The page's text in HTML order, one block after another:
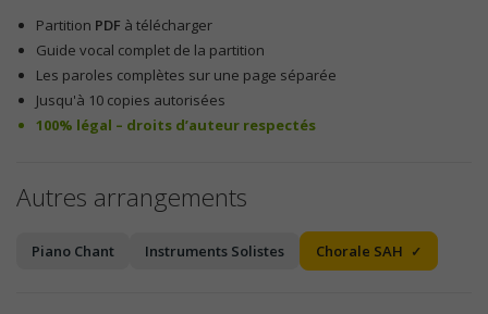
Partition PDF à télécharger
Guide vocal complet de la partition
Les paroles complètes sur une page séparée
Jusqu'à 10 copies autorisées
100% légal – droits d’auteur respectés
Autres arrangements
Piano Chant Instruments Solistes Chorale SAH